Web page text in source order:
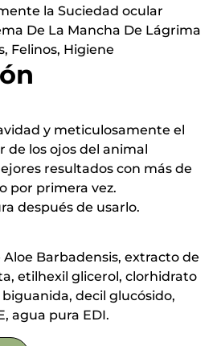
la Suciedad ocular
De La Mancha De Lágrima
, Felinos, Higiene
y meticulosamente el
de los ojos del animal
resultados con más de
por primera vez.
después de usarlo.
Barbadensis, extracto de
etilhexil glicerol, clorhidrato
decil glucósido,
agua pura EDI.